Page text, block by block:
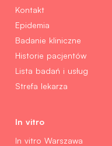
Kontakt
Epidemia
Badanie kliniczne
Historie pacjentów
Lista badań i usług
Strefa lekarza
In vitro
In vitro Warszawa